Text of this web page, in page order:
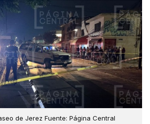
de Jerez Fuente: Página Central